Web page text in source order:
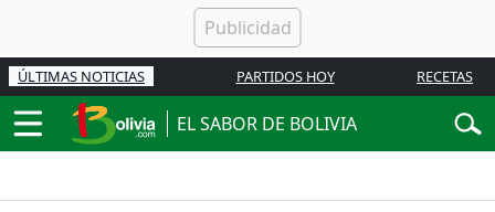
ÚLTIMAS NOTICIAS PARTIDOS HOY RECETAS
EL SABOR DE BOLIVIA